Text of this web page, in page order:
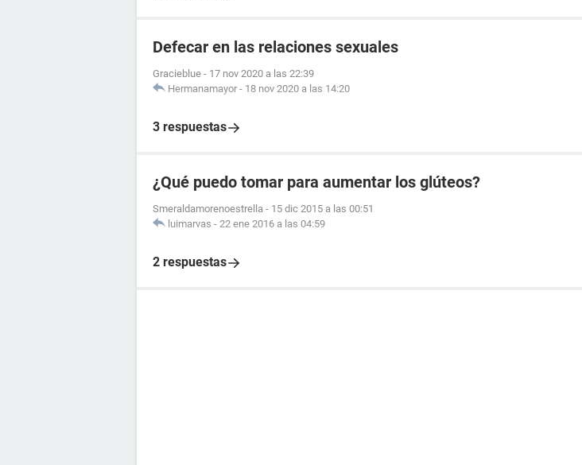
Defecar en las relaciones sexuales
Gracieblue - 17 nov 2020 a las 22:39
Hermanamayor - 18 nov 2020 a las 14:20
3 respuestas
¿Qué puedo tomar para aumentar los glúteos?
Smeraldamorenoestrella - 15 dic 2015 a las 00:51
luimarvas - 22 ene 2016 a las 04:59
2 respuestas